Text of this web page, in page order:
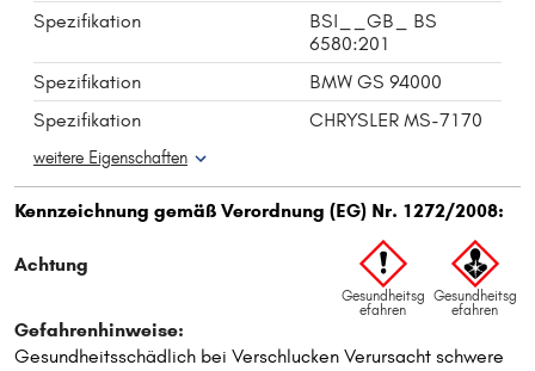
Spezifikation
BSI__GB_ BS
6580:201
Spezifikation
BMW GS 94000
Spezifikation
CHRYSLER MS-7170
weitere Eigenschaften